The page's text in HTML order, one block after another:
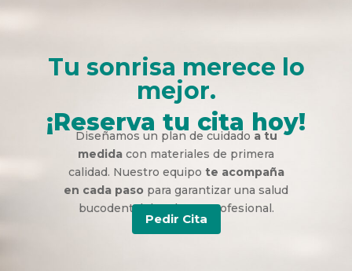
Tu sonrisa merece lo
mejor.
¡Reserva tu cita hoy!
Diseñamos un plan de cuidado a tu
medida con materiales de primera
calidad. Nuestro equipo te acompaña
en cada paso para garantizar una salud
bucodental duradera y profesional.
Pedir Cita